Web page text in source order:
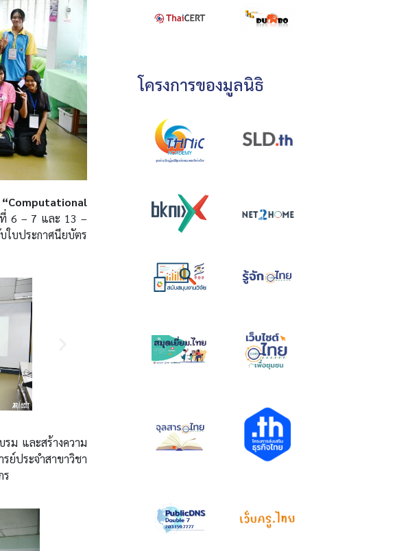
“Computational
6 – 7 และ 13 –
ใบประกาศนียบัตร
ม และสร้างความ
ย์ประจำสาขาวิชา
ร
โครงการของมูลนิธิ